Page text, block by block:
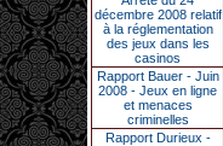
décembre 2008 relatif
à la réglementation
des jeux dans les
casinos
Rapport Bauer - Juin
2008 - Jeux en ligne
et menaces
criminelles
Rapport Durieux -